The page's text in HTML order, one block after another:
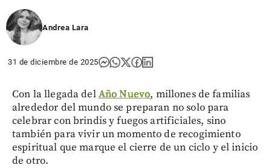
Andrea Lara
31 de diciembre de 2025
Con la llegada delAño Nuevo, millones de familias
alrededor del mundo se preparan no solo para
celebrar con brindis y fuegos artificiales, sino
también para vivir un momento de recogimiento
espiritual que marque el cierre de un ciclo y el inicio
de otro.